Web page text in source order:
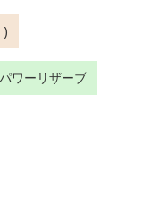
)
ワーリザーブ